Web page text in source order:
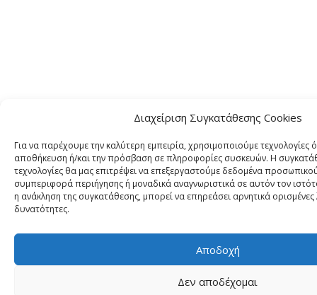
Διαχείριση Συγκατάθεσης Cookies
Για να παρέχουμε την καλύτερη εμπειρία, χρησιμοποιούμε τεχνολογίες
αποθήκευση ή/και την πρόσβαση σε πληροφορίες συσκευών. Η
τεχνολογίες θα μας επιτρέψει να επεξεργαστούμε δεδομένα
συμπεριφορά περιήγησης ή μοναδικά αναγνωριστικά σε αυτόν τον
η ανάκληση της συγκατάθεσης, μπορεί να επηρεάσει αρνητικά ορισμένες
δυνατότητες.
Αποδοχή
Δεν αποδέχομαι